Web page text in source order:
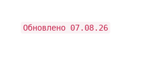
Обновлено 07.08.26